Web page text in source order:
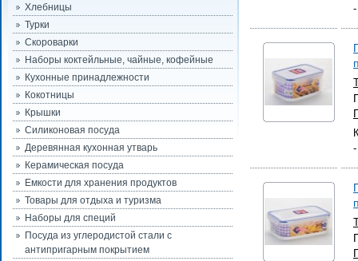
Хлебницы
Турки
Скороварки
Наборы коктейльные, чайные, кофейные
Кухонные принадлежности
Кокотницы
Крышки
Силиконовая посуда
Деревянная кухонная утварь
Керамическая посуда
Емкости для хранения продуктов
Товары для отдыха и туризма
Наборы для специй
Посуда из углеродистой стали с
антипригарным покрытием